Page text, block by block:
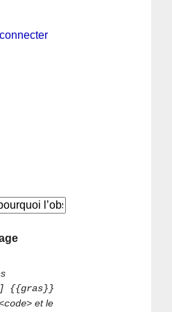
{{gras}}
et le